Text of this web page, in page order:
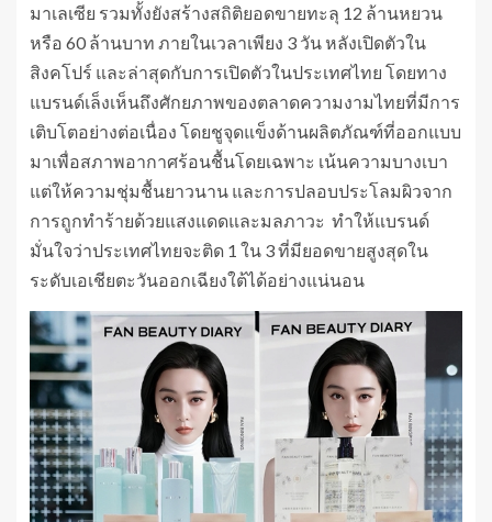
มาเลเซีย รวมทั้งยังสร้างสถิติยอดขายทะลุ 12 ล้านหยวน
หรือ 60 ล้านบาท ภายในเวลาเพียง 3 วัน หลังเปิดตัวใน
สิงคโปร์ และล่าสุดกับการเปิดตัวในประเทศไทย โดยทาง
แบรนด์เล็งเห็นถึงศักยภาพของตลาดความงามไทยที่มีการ
เติบโตอย่างต่อเนื่อง โดยชูจุดแข็งด้านผลิตภัณฑ์ที่ออกแบบ
มาเพื่อสภาพอากาศร้อนชื้นโดยเฉพาะ เน้นความบางเบา
แต่ให้ความชุ่มชื้นยาวนาน และการปลอบประโลมผิวจาก
การถูกทำร้ายด้วยแสงแดดและมลภาวะ ทำให้แบรนด์
มั่นใจว่าประเทศไทยจะติด 1 ใน 3 ที่มียอดขายสูงสุดใน
ระดับเอเชียตะวันออกเฉียงใต้ได้อย่างแน่นอน